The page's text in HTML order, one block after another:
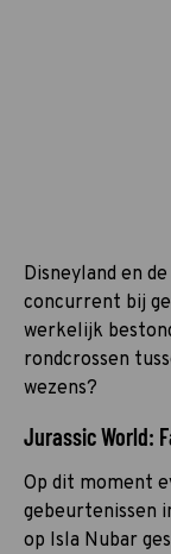
Disneyland en
concurrent bij
werkelijk
rondcrossen
wezens?
Jurassic World:
Op dit moment
gebeurtenissen
op Isla Nubar